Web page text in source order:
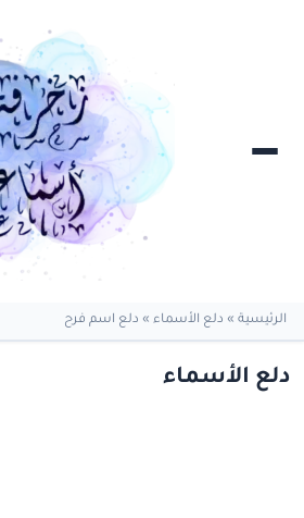
الرئيسية » دلع الأسماء » دلع اسم فرح
دلع الأسماء